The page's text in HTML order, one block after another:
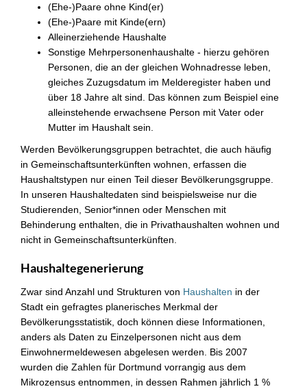
(Ehe-)Paare ohne Kind(er)
(Ehe-)Paare mit Kinde(ern)
Alleinerziehende Haushalte
Sonstige Mehrpersonenhaushalte - hierzu gehören
Personen, die an der gleichen Wohnadresse leben,
gleiches Zuzugsdatum im Melderegister haben und
über 18 Jahre alt sind. Das können zum Beispiel eine
alleinstehende erwachsene Person mit Vater oder
Mutter im Haushalt sein.
Werden Bevölkerungsgruppen betrachtet, die auch häufig
in Gemeinschaftsunterkünften wohnen, erfassen die
Haushaltstypen nur einen Teil dieser Bevölkerungsgruppe.
In unseren Haushaltedaten sind beispielsweise nur die
Studierenden, Senior*innen oder Menschen mit
Behinderung enthalten, die in Privathaushalten wohnen und
nicht in Gemeinschaftsunterkünften.
Haushaltegenerierung
Zwar sind Anzahl und Strukturen von Haushalten in der
Stadt ein gefragtes planerisches Merkmal der
Bevölkerungsstatistik, doch können diese Informationen,
anders als Daten zu Einzelpersonen nicht aus dem
Einwohnermeldewesen abgelesen werden. Bis 2007
wurden die Zahlen für Dortmund vorrangig aus dem
Mikrozensus entnommen, in dessen Rahmen jährlich 1 %